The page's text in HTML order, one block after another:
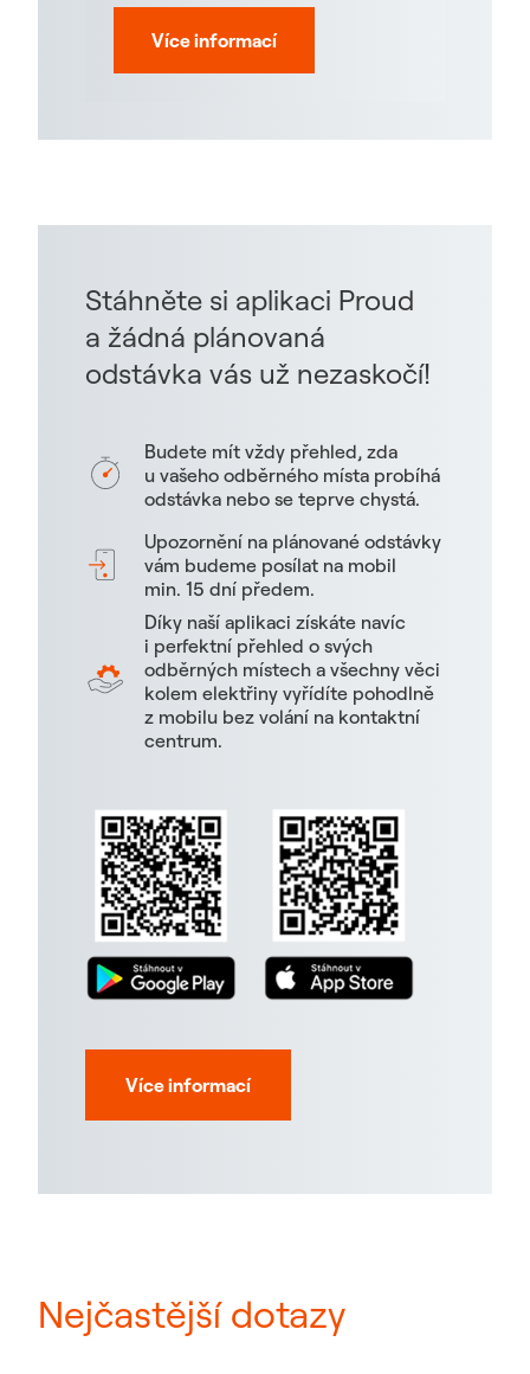
Více informací
Stáhněte si aplikaci Proud
a žádná plánovaná
odstávka vás už nezaskočí!
Budete mít vždy přehled, zda
u vašeho odběrného místa probíhá
odstávka nebo se teprve chystá.
Upozornění na plánované odstávky
vám budeme posílat na mobil
min. 15 dní předem.
Díky naší aplikaci získáte navíc
i perfektní přehled o svých
odběrných místech a všechny věci
kolem elektřiny vyřídíte pohodlně
z mobilu bez volání na kontaktní
centrum.
Více informací
Nejčastější dotazy